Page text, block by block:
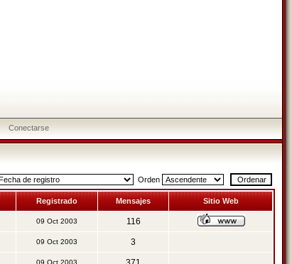
Conectarse
Orden
Registrado Mensajes Sitio Web
09 Oct 2003 116
09 Oct 2003 3
09 Oct 2003